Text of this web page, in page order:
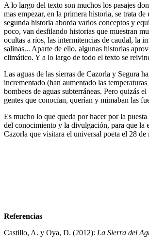
A lo largo del texto son muchos los pasajes
mas empezar, en la primera historia, se trata de
segunda historia aborda varios conceptos y
poco, van desfilando historias que muestran
ocultas a ríos, las intermitencias de caudal, la
salinas... Aparte de ello, algunas historias
climático. Y a lo largo de todo el texto se
Las aguas de las sierras de Cazorla y Segura
incrementado (han aumentado las
bombeos de aguas subterráneas. Pero quizás
gentes que conocían, querían y mimaban las
Es mucho lo que queda por hacer por la
del conocimiento y la divulgación, para que la
Cazorla que visitara el universal poeta el 28
Referencias
Castillo, A. y Oya, D. (2012): La Sierra del